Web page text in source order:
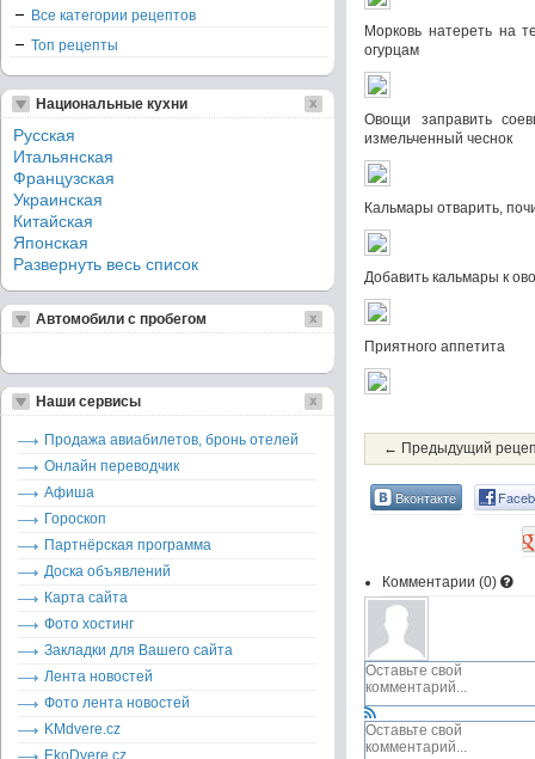
Морковь натереть на
огурцам
Овощи заправить
измельченный чеснок
Кальмары отварить,
Добавить кальмары к
Приятного аппетита
← Предыдущий
Вконтакте
Комментарии (0)
Все категории рецептов
Топ рецепты
Национальные кухни
Русская
Итальянская
Французская
Украинская
Китайская
Японская
Развернуть весь список
Автомобили с пробегом
Наши сервисы
Продажа авиабилетов, бронь отелей
Онлайн переводчик
Афиша
Гороскоп
Партнёрская программа
Доска объявлений
Карта сайта
Фото хостинг
Закладки для Вашего сайта
Лента новостей
Фото лента новостей
KMdvere.cz
EkoDvere.cz